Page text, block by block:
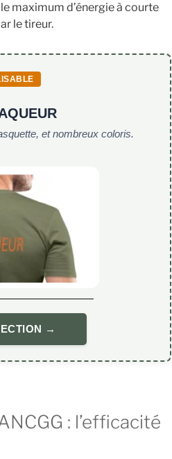
maximum d’énergie à courte
le tireur.
et nombreux coloris.
→
: l’efficacité